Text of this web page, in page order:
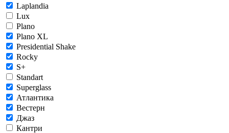
Laplandia
Lux
Plano
Plano XL
Presidential Shake
Rocky
S+
Standart
Superglass
Атлантика
Вестерн
Джаз
Кантри